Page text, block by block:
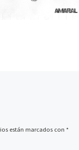
están marcados con *